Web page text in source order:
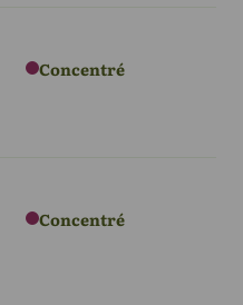
Concentré
Concentré